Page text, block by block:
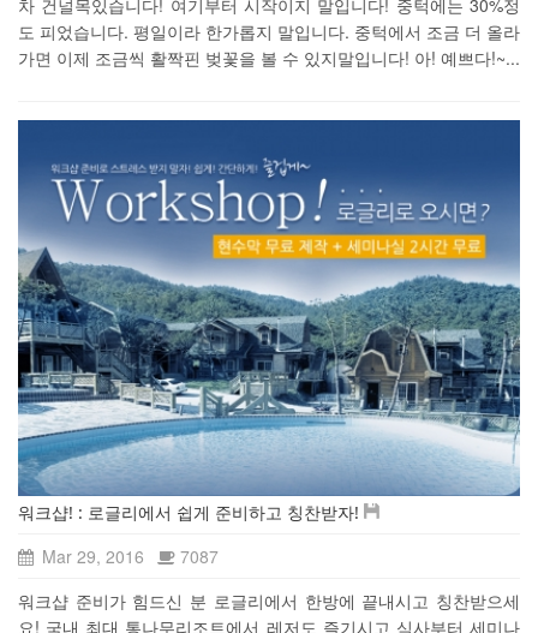
도 피었습니다. 평일이라 한가롭지 말입니다. 중턱에서 조금 더 올라
가면 이제 조금씩 활짝핀 벚꽃을 볼 수 있지말입니다! 아! 예쁘다!~...
워크샵! : 로글리에서 쉽게 준비하고 칭찬받자!
Mar 29, 2016
7087
워크샵 준비가 힘드신 분 로글리에서 한방에 끝내시고 칭찬받으세
요! 국내 최대 통나무리조트에서 레저도 즐기시고 식사부터 세미나